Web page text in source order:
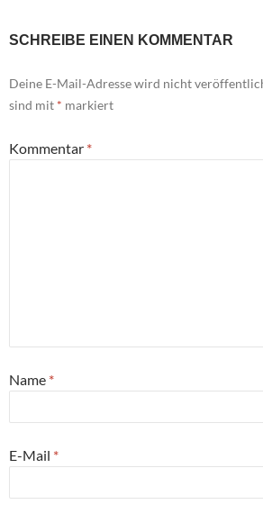
SCHREIBE EINEN KOMMENTAR
Deine E-Mail-Adresse wird nicht
sind mit * markiert
Kommentar *
Name *
E-Mail *